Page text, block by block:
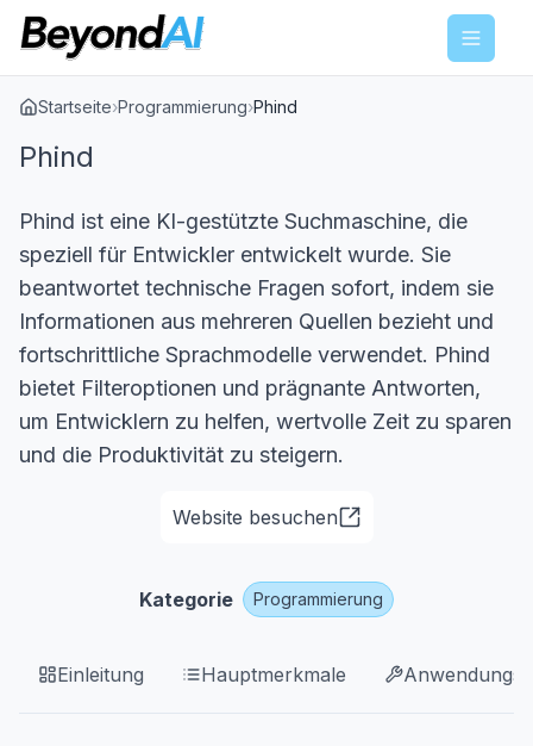
Menu
Startseite›Programmierung›Phind
Phind
Phind ist eine KI-gestützte Suchmaschine, die
speziell für Entwickler entwickelt wurde. Sie
beantwortet technische Fragen sofort, indem sie
Informationen aus mehreren Quellen bezieht und
fortschrittliche Sprachmodelle verwendet. Phind
bietet Filteroptionen und prägnante Antworten,
um Entwicklern zu helfen, wertvolle Zeit zu sparen
und die Produktivität zu steigern.
Website besuchen
Kategorie Programmierung
Einleitung Hauptmerkmale